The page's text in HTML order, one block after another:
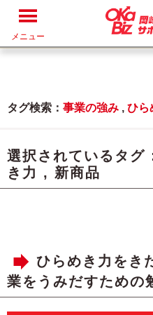
メニュー
タグ検索： 事業の強み , ひら
選択されているタグ
き力 , 新商品
ひらめき力をき
業をうみだすための